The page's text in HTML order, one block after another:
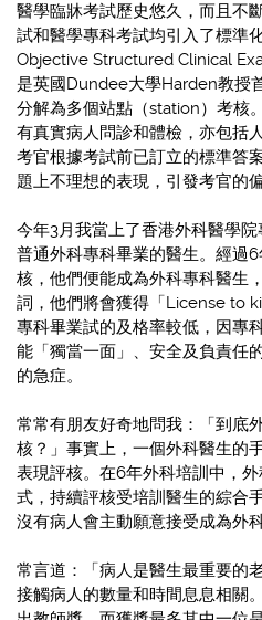
醫學臨牀考試歷史悠久，而且不
試和醫學專科考試均引入了標
Objective Structured Clinical
是英國Dundee大學Harden教授
分解為多個站點（station）考核
有真實病人問診和體檢，亦包括
考官根據考試前已訂立的標準答
題上不理想的表現，引發考官的
今年3月我當上了香港外科醫學
普通外科專科畢業的醫生。經過
核，他們便能成為外科專科醫生
詞，他們將會獲得「License to
專科畢業試的及格率較低，因專
能「獨當一面」、安全及負責任
的急症。
常常有朋友好奇地問我：「到底
核？」事實上，一個外科醫生的
表現評核。在6年外科培訓中，
式，持續評核受培訓醫生的綜合
沒有病人會主動願意接受成為外
常言道：「病人是醫生最重要的
接觸病人的數量和時間息息相關